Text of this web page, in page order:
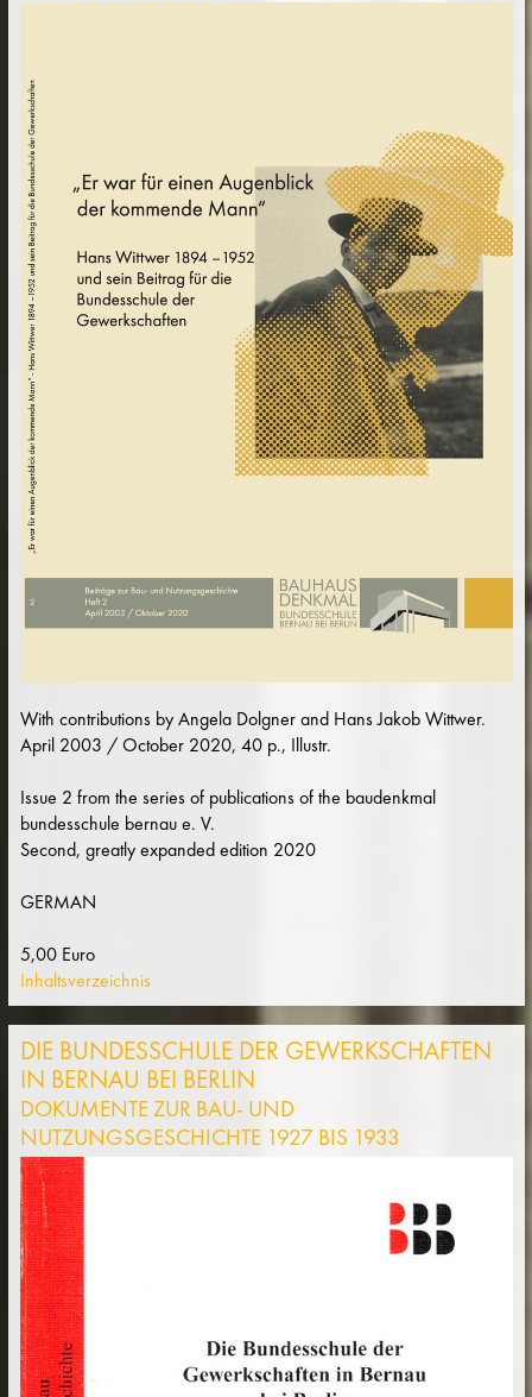
With contributions by Angela Dolgner and Hans Jakob Wittwer.
April 2003 / October 2020, 40 p., Illustr.
Issue 2 from the series of publications of the baudenkmal
bundesschule bernau e. V.
Second, greatly expanded edition 2020
GERMAN
5,00 Euro
Inhaltsverzeichnis
DIE BUNDESSCHULE DER GEWERKSCHAFTEN
IN BERNAU BEI BERLIN
DOKUMENTE ZUR BAU- UND
NUTZUNGSGESCHICHTE 1927 BIS 1933